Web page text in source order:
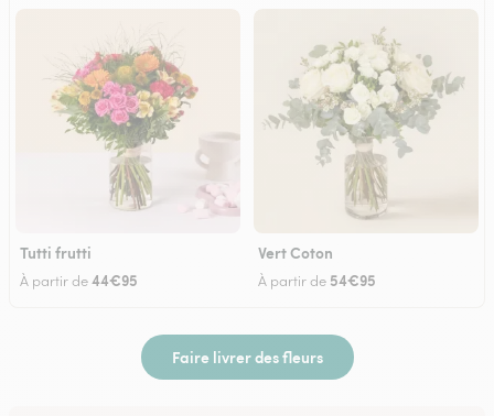
Tutti frutti
À partir de44€95
Vert Coton
À partir de 54€95
Faire livrer des fleurs